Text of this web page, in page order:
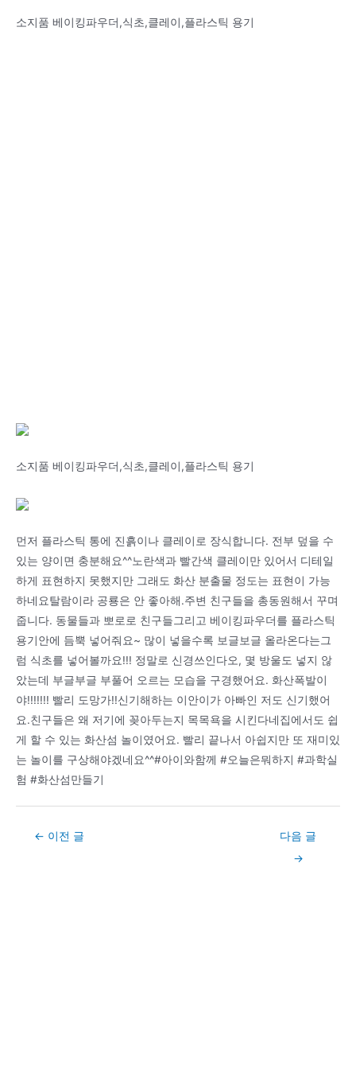
소지품 베이킹파우더,식초,클레이,플라스틱 용기
소지품 베이킹파우더,식초,클레이,플라스틱 용기
먼저 플라스틱 통에 진흙이나 클레이로 장식합니다. 전부 덮을 수
있는 양이면 충분해요^^노란색과 빨간색 클레이만 있어서 디테일
하게 표현하지 못했지만 그래도 화산 분출물 정도는 표현이 가능
하네요탈람이라 공룡은 안 좋아해.주변 친구들을 총동원해서 꾸며
줍니다. 동물들과 뽀로로 친구들그리고 베이킹파우더를 플라스틱
용기안에 듬뿍 넣어줘요~ 많이 넣을수록 보글보글 올라온다는그
럼 식초를 넣어볼까요!!! 정말로 신경쓰인다오, 몇 방울도 넣지 않
았는데 부글부글 부풀어 오르는 모습을 구경했어요. 화산폭발이
야!!!!!!! 빨리 도망가!!신기해하는 이안이가 아빠인 저도 신기했어
요.친구들은 왜 저기에 꽂아두는지 목목욕을 시킨다네집에서도 쉽
게 할 수 있는 화산섬 놀이였어요. 빨리 끝나서 아쉽지만 또 재미있
는 놀이를 구상해야겠네요^^#아이와함께 #오늘은뭐하지 #과학실
험 #화산섬만들기
Post← 이전 글
다음 글
→